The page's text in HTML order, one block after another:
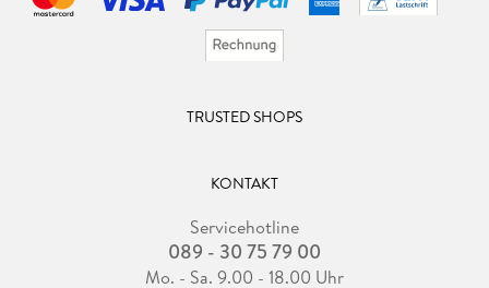
TRUSTED SHOPS
KONTAKT
Servicehotline
089 - 30 75 79 00
Mo. - Sa. 9.00 - 18.00 Uhr